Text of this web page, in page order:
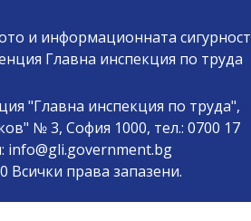
и информационната сигурност
Главна инспекция по труда
"Главна инспекция по труда",
№ 3, София 1000, тел.: 0700 17
info@gli.government.bg
Всички права запазени.